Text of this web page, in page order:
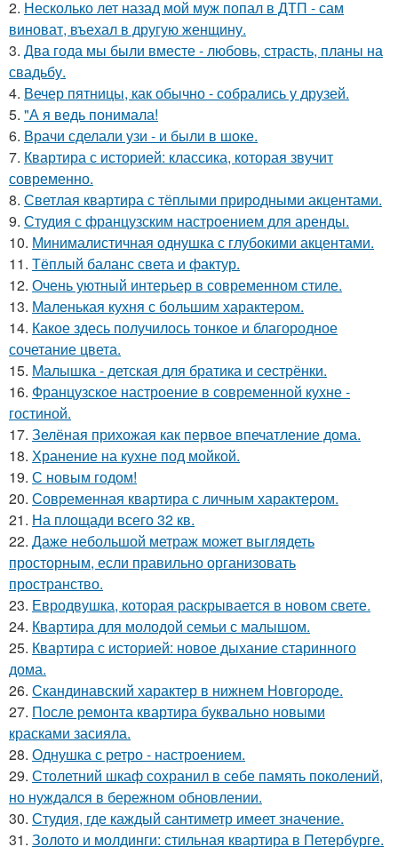
2. Несколько лет назад мой муж попал в ДТП - сам
виноват, въехал в другую женщину.
3. Два года мы были вместе - любовь, страсть, планы на
свадьбу.
4. Вечер пятницы, как обычно - собрались у друзей.
5. "А я ведь понимала!
6. Врачи сделали узи - и были в шоке.
7. Квартира с историей: классика, которая звучит
современно.
8. Светлая квартира с тёплыми природными акцентами.
9. Студия с французским настроением для аренды.
10. Минималистичная однушка с глубокими акцентами.
11. Тёплый баланс света и фактур.
12. Очень уютный интерьер в современном стиле.
13. Маленькая кухня с большим характером.
14. Какое здесь получилось тонкое и благородное
сочетание цвета.
15. Малышка - детская для братика и сестрёнки.
16. Французское настроение в современной кухне -
гостиной.
17. Зелёная прихожая как первое впечатление дома.
18. Хранение на кухне под мойкой.
19. С новым годом!
20. Современная квартира с личным характером.
21. На площади всего 32 кв.
22. Даже небольшой метраж может выглядеть
просторным, если правильно организовать
пространство.
23. Евродвушка, которая раскрывается в новом свете.
24. Квартира для молодой семьи с малышом.
25. Квартира с историей: новое дыхание старинного
дома.
26. Скандинавский характер в нижнем Новгороде.
27. После ремонта квартира буквально новыми
красками засияла.
28. Однушка с ретро - настроением.
29. Столетний шкаф сохранил в себе память поколений,
но нуждался в бережном обновлении.
30. Студия, где каждый сантиметр имеет значение.
31. Золото и молдинги: стильная квартира в Петербурге.